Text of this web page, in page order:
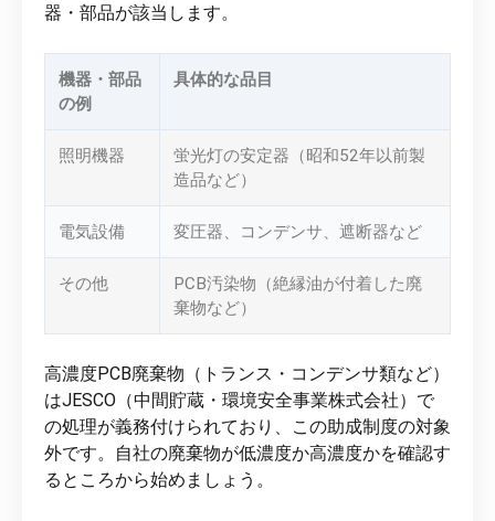
器・部品が該当します。
機器・部品
の例
具体的な品目
照明機器
蛍光灯の安定器（昭和52年以前製
造品など）
電気設備 変圧器、コンデンサ、遮断器など
その他
PCB汚染物（絶縁油が付着した廃
棄物など）
高濃度PCB廃棄物（トランス・コンデンサ類など）
はJESCO（中間貯蔵・環境安全事業株式会社）で
の処理が義務付けられており、この助成制度の対象
外です。自社の廃棄物が低濃度か高濃度かを確認す
るところから始めましょう。